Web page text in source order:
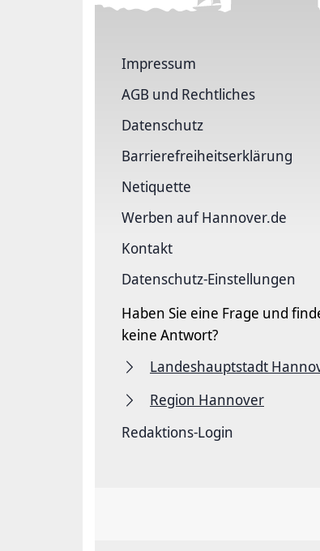
Impressum
AGB und Rechtliches
Datenschutz
Barriere­freiheits­erklärung
Netiquette
Werben auf Hannover.de
Kontakt
Datenschutz-Einstellungen
Haben Sie eine Frage und
keine Antwort?
Landeshauptstadt
Region Hannover
Redaktions-Login